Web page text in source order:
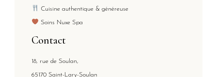
Cuisine authentique & généreuse
Soins Nuxe Spa
Contact
18, rue de Soulan,
65170 Saint-Lary-Soulan